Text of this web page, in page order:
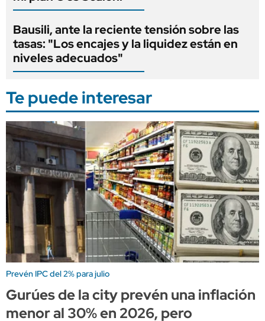
Bausili, ante la reciente tensión sobre las
tasas: "Los encajes y la liquidez están en
niveles adecuados"
Te puede interesar
Prevén IPC del 2% para julio
Gurúes de la city prevén una inflación
menor al 30% en 2026, pero